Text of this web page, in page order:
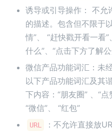
诱导或引导操作： 不允
的描述。包含但不限于
情”、 “赶快戳开看一看
什么”、“点击下方了解
微信产品功能词汇：未
以下产品功能词汇及其
下内容：“朋友圈” 、“点
“微信”、 “红包”
URL
：不允许直接放